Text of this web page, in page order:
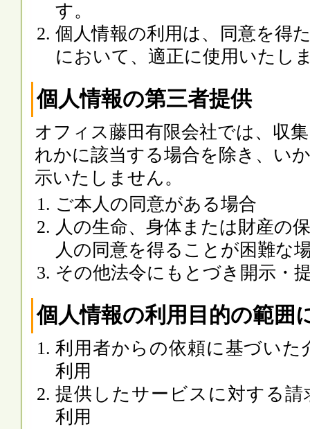
す。
個人情報の利用は、同意を得
において、適正に使用いたし
個人情報の第三者提供
オフィス藤田有限会社では、収
れかに該当する場合を除き、い
示いたしません。
ご本人の同意がある場合
人の生命、身体または財産の
人の同意を得ることが困難な
その他法令にもとづき開示・
個人情報の利用目的の範囲
利用者からの依頼に基づい
利用
提供したサービスに対する
利用